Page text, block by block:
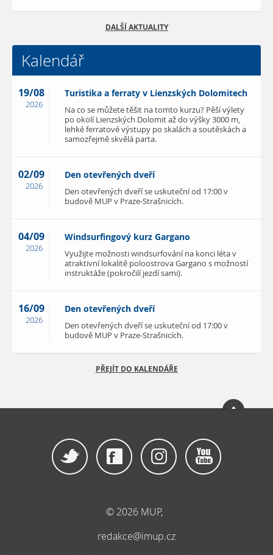
DALŠÍ AKTUALITY
Kalendář
19/08
2026
Turistika a ferraty v Lienzských Dolomitech
Na co se můžete těšit na tomto kurzu? Pěší výlety
po okolí Lienzských Dolomit až do výšky 3000 m,
lehké ferratové výstupy po skalách a soutěskách a
samozřejmě skvělá parta.
02/09
2026
Den otevřených dveří
Den otevřených dveří se uskuteční od 17:00 v
budově MUP v Praze-Strašnicích.
04/09
2026
Windsurfingový kurz Gargano
Využijte možnosti windsurfování na konci léta v
atraktivní lokalitě poloostrova Gargano s možností
instruktáže (pokročilí jezdí sami).
16/09
2026
Den otevřených dveří
Den otevřených dveří se uskuteční od 17:00 v
budově MUP v Praze-Strašnicích.
PŘEJÍT DO KALENDÁŘE
© 2026 MUP,
redakce@imup.cz